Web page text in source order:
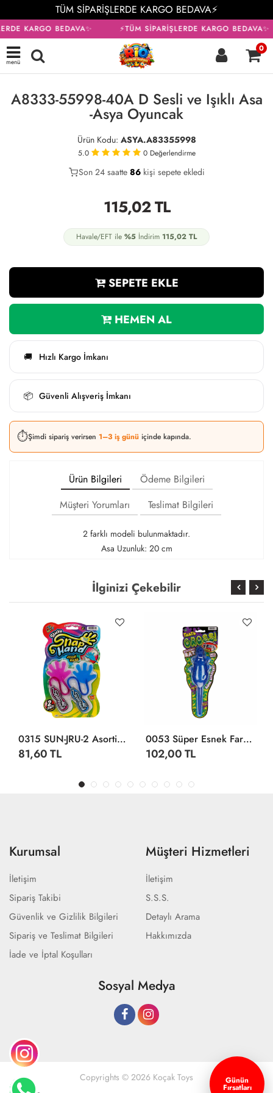
TÜM SİPARİŞLERDE KARGO BEDAVA⚡
KARGO BEDAVA✨ ⚡TÜM SİPARİŞLERDE KARGO BEDAVA✨
menü
0
A8333-55998-40A D Sesli ve Işıklı Asa
-Asya Oyuncak
Ürün Kodu: ASYA.A83355998
5.0 0 Değerlendirme
40
Son 24 saatte 86kişi sepete ekledi
35
115,02TL
Havale/EFT ile %5 İndirim 115,02 TL
SEPETE EKLE
HEMEN AL
🚚 Hızlı Kargo İmkanı
📦 Güvenli Alışveriş İmkanı
⏱️Şimdi sipariş verirsen 1–3 iş günü içinde kapında.
Ürün Bilgileri
Ödeme Bilgileri
Müşteri Yorumları
Teslimat Bilgileri
2 farklı modeli bulunmaktadır.
Asa Uzunluk: 20 cm
İlginizi Çekebilir
0315 SUN-JRU-2 Asortili 2li Yapışkan El - Sunman
81,60 TL
0053 Süper Esnek Fare -Streç
102,00 TL
Kurumsal
İletişim
Sipariş Takibi
Güvenlik ve Gizlilik Bilgileri
Sipariş ve Teslimat Bilgileri
İade ve İptal Koşulları
Müşteri Hizmetleri
İletişim
S.S.S.
Detaylı Arama
Hakkımızda
Sosyal Medya
Copyrights © 2026 Koçak Toys Günün
Fırsatları